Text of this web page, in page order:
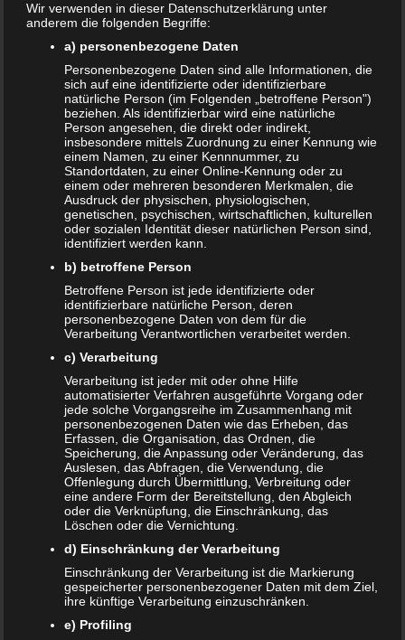
i
Redakteur:admin1
Auch interessant:
Beitragsnavigation
← Trotzphase – Belastung für Eltern und Kind
Schreibe einen Kommentar
Erforderliche Felder sind mit* markiert
Kommentar*
E-Mail-Adresse*
Ich habe dieDatenschutzerklärung
Wir verwenden in dieser Datenschutzerklärung unter
anderem die folgenden Begriffe:
a) personenbezogene Daten
Personenbezogene Daten sind alle Informationen, die
sich auf eine identifizierte oder identifizierbare
natürliche Person (im Folgenden „betroffene Person")
beziehen. Als identifizierbar wird eine natürliche
Person angesehen, die direkt oder indirekt,
insbesondere mittels Zuordnung zu einer Kennung wie
einem Namen, zu einer Kennnummer, zu
Standortdaten, zu einer Online-Kennung oder zu
einem oder mehreren besonderen Merkmalen, die
Ausdruck der physischen, physiologischen,
genetischen, psychischen, wirtschaftlichen, kulturellen
oder sozialen Identität dieser natürlichen Person sind,
identifiziert werden kann.
b) betroffene Person
Betroffene Person ist jede identifizierte oder
identifizierbare natürliche Person, deren
personenbezogene Daten von dem für die
Verarbeitung Verantwortlichen verarbeitet werden.
c) Verarbeitung
Verarbeitung ist jeder mit oder ohne Hilfe
automatisierter Verfahren ausgeführte Vorgang oder
jede solche Vorgangsreihe im Zusammenhang mit
personenbezogenen Daten wie das Erheben, das
Erfassen, die Organisation, das Ordnen, die
Speicherung, die Anpassung oder Veränderung, das
Auslesen, das Abfragen, die Verwendung, die
Offenlegung durch Übermittlung, Verbreitung oder
eine andere Form der Bereitstellung, den Abgleich
oder die Verknüpfung, die Einschränkung, das
Löschen oder die Vernichtung.
d) Einschränkung der Verarbeitung
Einschränkung der Verarbeitung ist die Markierung
gespeicherter personenbezogener Daten mit dem Ziel,
ihre künftige Verarbeitung einzuschränken.
e) Profiling